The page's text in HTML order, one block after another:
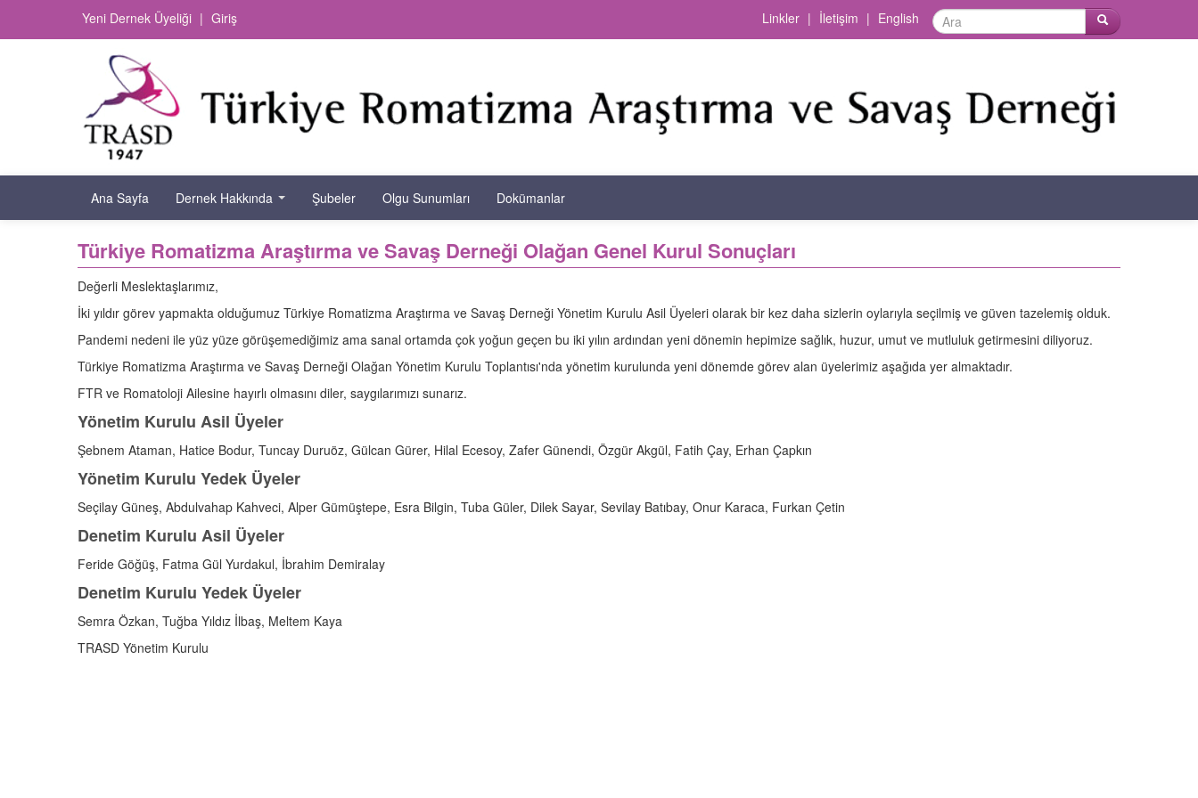
Yeni Dernek Üyeliği | Giriş Linkler | İletişim | English
Ana Sayfa Dernek Hakkında Şubeler Olgu Sunumları Dokümanlar
Türkiye Romatizma Araştırma ve Savaş Derneği Olağan Genel Kurul Sonuçları
Değerli Meslektaşlarımız,
İki yıldır görev yapmakta olduğumuz Türkiye Romatizma Araştırma ve Savaş Derneği Yönetim Kurulu Asil Üyeleri olarak bir kez daha sizlerin oylarıyla seçilmiş ve güven tazelemiş olduk.
Pandemi nedeni ile yüz yüze görüşemediğimiz ama sanal ortamda çok yoğun geçen bu iki yılın ardından yeni dönemin hepimize sağlık, huzur, umut ve mutluluk getirmesini diliyoruz.
Türkiye Romatizma Araştırma ve Savaş Derneği Olağan Yönetim Kurulu Toplantısı'nda yönetim kurulunda yeni dönemde görev alan üyelerimiz aşağıda yer almaktadır.
FTR ve Romatoloji Ailesine hayırlı olmasını diler, saygılarımızı sunarız.
Yönetim Kurulu Asil Üyeler
Şebnem Ataman, Hatice Bodur, Tuncay Duruöz, Gülcan Gürer, Hilal Ecesoy, Zafer Günendi, Özgür Akgül, Fatih Çay, Erhan Çapkın
Yönetim Kurulu Yedek Üyeler
Seçilay Güneş, Abdulvahap Kahveci, Alper Gümüştepe, Esra Bilgin, Tuba Güler, Dilek Sayar, Sevilay Batıbay, Onur Karaca, Furkan Çetin
Denetim Kurulu Asil Üyeler
Feride Göğüş, Fatma Gül Yurdakul, İbrahim Demiralay
Denetim Kurulu Yedek Üyeler
Semra Özkan, Tuğba Yıldız İlbaş, Meltem Kaya
TRASD Yönetim Kurulu